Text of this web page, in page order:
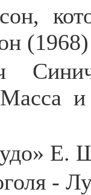
(1968)
Е.
-